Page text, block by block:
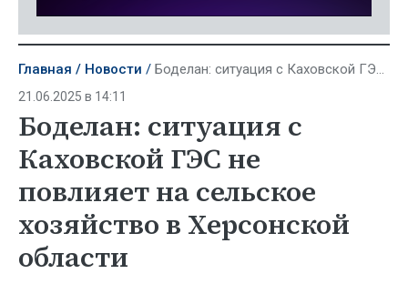
Главная Новости Боделан: ситуация с Каховской ГЭС не повлияет на сельское хозяйство в Херсонской области
21.06.2025 в 14:11
Боделан: ситуация с
Каховской ГЭС не
повлияет на сельское
хозяйство в Херсонской
области